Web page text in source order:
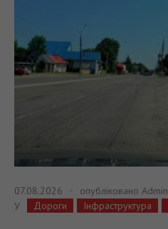
07.08.2026 опубліковано Admin
У
Дороги Інфраструктура